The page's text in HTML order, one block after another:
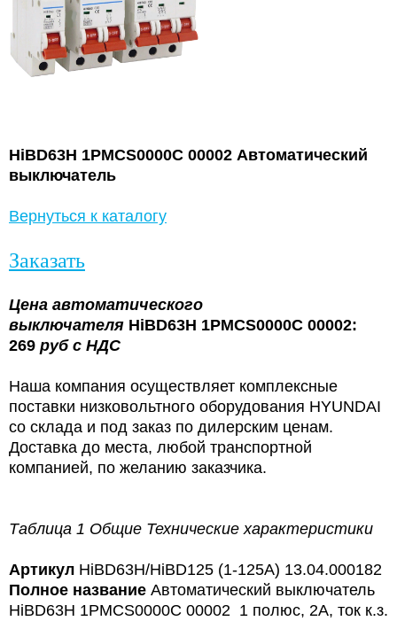
HiBD63H 1PMCS0000C 00002 Автоматический
выключатель
Вернуться к каталогу
Заказать
Цена автоматического
выключателя HiBD63H 1PMCS0000C 00002:
269 руб с НДС
Наша компания осуществляет комплексные
поставки низковольтного оборудования HYUNDAI
со склада и под заказ по дилерским ценам.
Доставка до места, любой транспортной
компанией, по желанию заказчика.
Таблица 1 Общие Технические характеристики
Артикул HiBD63H/HiBD125 (1-125A) 13.04.000182
Полное название Автоматический выключатель
HiBD63H 1PMCS0000C 00002 1 полюс, 2А, ток к.з.